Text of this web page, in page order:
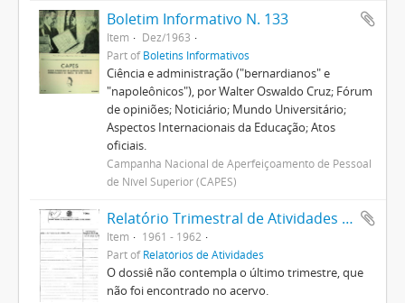
Boletim Informativo N. 133
Item
Dez/1963
Part ofBoletins Informativos
Ciência e administração ("bernardianos" e
"napoleônicos"), por Walter Oswaldo Cruz; Fórum
de opiniões; Noticiário; Mundo Universitário;
Aspectos Internacionais da Educação; Atos
oficiais.
Campanha Nacional de Aperfeiçoamento de Pessoal
de Nível Superior (CAPES)
Relatório Trimestral de Atividades 1961
Item
1961 - 1962
Part ofRelatórios de Atividades
O dossiê não contempla o último trimestre, que
não foi encontrado no acervo.